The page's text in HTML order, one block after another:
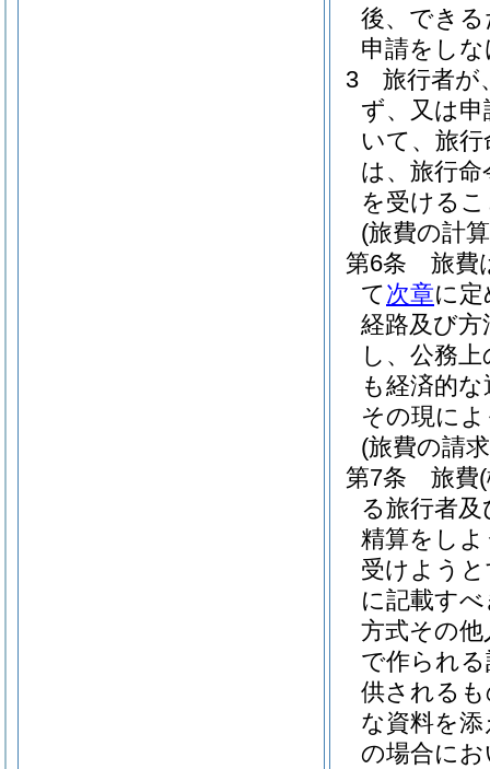
後、でき
申請をし
3
旅行者が
ず、又は
いて、旅
は、旅行
を受ける
(旅費の計
第6条
旅費
て次章に
経路及び
し、公務
も経済的
その現に
(旅費の請
第7条
旅費
る旅行者
精算をし
受けよう
に記載す
方式その
で作られ
供される
な資料を
の場合に